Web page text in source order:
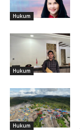
Hukum
Hukum
Hukum